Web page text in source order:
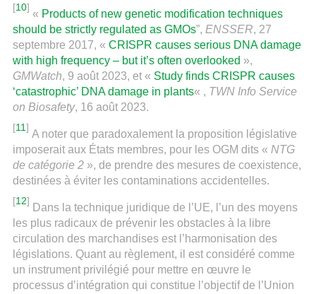
[10]
« Products of new genetic modification techniques
should be strictly regulated as GMOs”, ENSSER, 27
septembre 2017, « CRISPR causes serious DNA damage
with high frequency – but it’s often overlooked »,
GMWatch, 9 août 2023, et « Study finds CRISPR causes
‘catastrophic’ DNA damage in plants« , TWN Info Service
on Biosafety, 16 août 2023.
[11]
A noter que paradoxalement la proposition législative
imposerait aux États membres, pour les OGM dits « NTG
de catégorie 2», de prendre des mesures de coexistence,
destinées à éviter les contaminations accidentelles.
[12]
Dans la technique juridique de l’UE, l’un des moyens
les plus radicaux de prévenir les obstacles à la libre
circulation des marchandises est l’harmonisation des
législations. Quant au règlement, il est considéré comme
un instrument privilégié pour mettre en œuvre le
processus d’intégration qui constitue l’objectif de l’Union